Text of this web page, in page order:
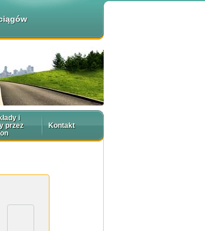
i
przez
Kontakt